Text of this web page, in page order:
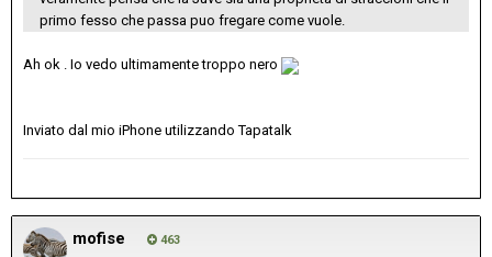
primo fesso che passa puo fregare come vuole.
Ah ok . Io vedo ultimamente troppo nero
Inviato dal mio iPhone utilizzando Tapatalk
mofise 463